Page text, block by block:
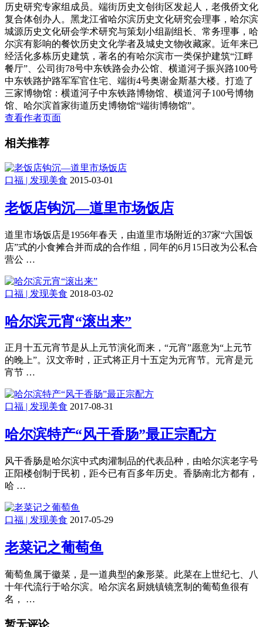
历史研究专家组成员。端街历史文创街区发起人，老俄侨文化
复合体创办人。黑龙江省哈尔滨历史文化研究会理事，哈尔滨
城源历史文化研会学术研究与策划小组副组长、常务理事，哈
尔滨有影响的餐饮历史文化学者及城史文物收藏家。近年来已
经活化多栋历史建筑，著名的有哈尔滨市一类保护建筑“江畔
餐厅”、公司街78号中东铁路会办公馆、横道河子振兴路100号
中东铁路护路军军官住宅、端街4号奥谢金斯基大楼。打造了
三家博物馆：横道河子中东铁路博物馆、横道河子100号博物
馆、哈尔滨首家街道历史博物馆“端街博物馆”。
查看作者页面
相关推荐
口福 | 发现美食 2015-03-01
老饭店钩沉—道里市场饭店
道里市场饭店是1956年春天，由道里市场附近的37家“六国饭
店”式的小食摊合并而成的合作组，同年的6月15日改为公私合
营公 …
口福 | 发现美食 2018-03-02
哈尔滨元宵“滚出来”
正月十五元宵节是从上元节演化而来，“元宵”愿意为“上元节
的晚上”。汉文帝时，正式将正月十五定为元宵节。元宵是元
宵节 …
口福 | 发现美食 2017-08-31
哈尔滨特产“风干香肠”最正宗配方
风干香肠是哈尔滨中式肉灌制品的代表品种，由哈尔滨老字号
正阳楼创制于民初，距今已有百多年历史。香肠南北方都有，
哈 …
口福 | 发现美食 2017-05-29
老菜记之葡萄鱼
葡萄鱼属于徽菜，是一道典型的象形菜。此菜在上世纪七、八
十年代流行于哈尔滨。哈尔滨名厨姚镇镜烹制的葡萄鱼很有
名， …
暂无评论